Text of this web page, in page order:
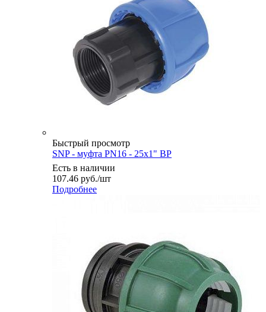
Быстрый просмотр
SNP - муфта PN16 - 25x1" ВР
Есть в наличии
107.46 руб./шт
Подробнее